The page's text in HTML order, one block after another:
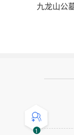
九龙山公
1